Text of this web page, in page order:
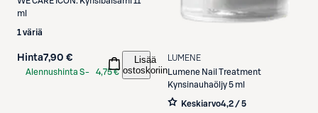
ml
1 väriä
Hinta7,90 €
Alennushinta S-
4,75 €
Lisää
ostoskoriin
LUMENE
Lumene Nail Treatment
Kynsinauhaöljy 5 ml
Keskiarvo4,2 / 5